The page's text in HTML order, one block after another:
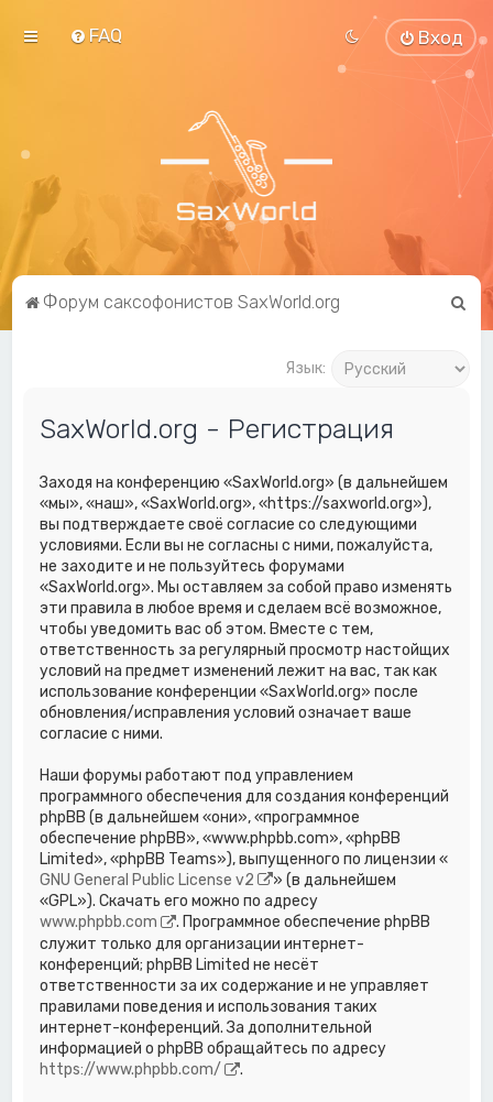
FAQ Вход
Форум саксофонистов SaxWorld.org
Язык:
SaxWorld.org - Регистрация
Заходя на конференцию «SaxWorld.org» (в дальнейшем
«мы», «наш», «SaxWorld.org», «https://saxworld.org»),
вы подтверждаете своё согласие со следующими
условиями. Если вы не согласны с ними, пожалуйста,
не заходите и не пользуйтесь форумами
«SaxWorld.org». Мы оставляем за собой право изменять
эти правила в любое время и сделаем всё возможное,
чтобы уведомить вас об этом. Вместе с тем,
ответственность за регулярный просмотр настойщих
условий на предмет изменений лежит на вас, так как
использование конференции «SaxWorld.org» после
обновления/исправления условий означает ваше
согласие с ними.
Наши форумы работают под управлением
программного обеспечения для создания конференций
phpBB (в дальнейшем «они», «программное
обеспечение phpBB», «www.phpbb.com», «phpBB
Limited», «phpBB Teams»), выпущенного по лицензии «
GNU General Public License v2
» (в дальнейшем
«GPL»). Скачать его можно по адресу
www.phpbb.com
. Программное обеспечение phpBB
служит только для организации интернет-
конференций; phpBB Limited не несёт
ответственности за их содержание и не управляет
правилами поведения и использования таких
интернет-конференций. За дополнительной
информацией о phpBB обращайтесь по адресу
https://www.phpbb.com/
.